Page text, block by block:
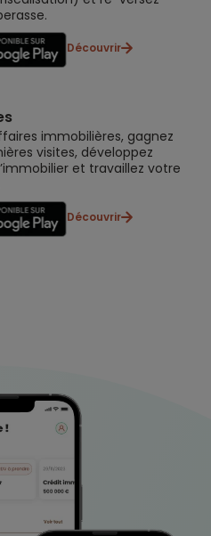
Découvrir
immobilières, gagnez
visites, développez
et travaillez votre
Découvrir